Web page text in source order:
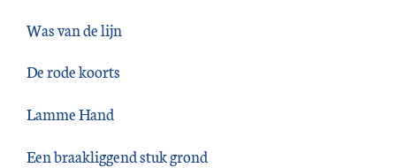
Was van de lijn
De rode koorts
Lamme Hand
Een braakliggend stuk grond